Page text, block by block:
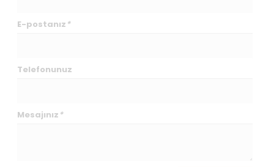
E-postanız *
Telefonunuz
Mesajınız *